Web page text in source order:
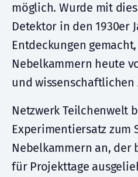
möglich. Wurde mit
Detektor in den 1930er
Entdeckungen
Nebelkammern heute
und wissenschaftlichen
Netzwerk Teilchenwelt
Experimentiersatz zum
Nebelkammern an, der
für Projekttage